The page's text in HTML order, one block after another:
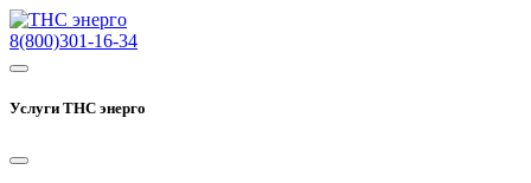
8(800)301-16-34
Услуги ТНС энерго